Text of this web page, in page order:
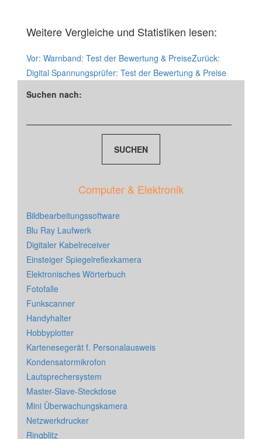
Weitere Vergleiche und Statistiken lesen:
Vor: Warnband: Test der Bewertung & PreiseZurück:
Digital Spannungsprüfer: Test der Bewertung & Preise
Suchen nach:
Computer & Elektronik
Bildbearbeitungssoftware
Blu Ray Laufwerk
Digitaler Kabelreceiver
Einsteiger Spiegelreflexkamera
Elektronisches Wörterbuch
Fotofalle
Funkscanner
Handyhalter
Hobbyplotter
Kartenesegerät f. Personalausweis
Kondensatormikrofon
Lautsprechersystem
Master-Slave-Steckdose
Mini Überwachungskamera
Netzwerkdrucker
Ringblitz